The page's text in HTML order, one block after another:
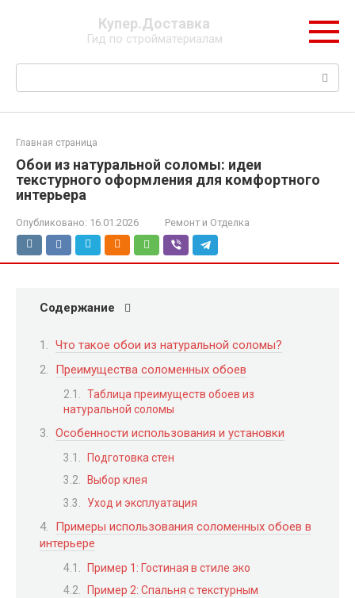
Купер.Доставка
Гид по стройматериалам
Поиск:
Главная страница
Обои из натуральной соломы: идеи
текстурного оформления для комфортного
интерьера
Опубликовано: 16.01.2026 Ремонт и Отделка
Содержание
Что такое обои из натуральной соломы?
Преимущества соломенных обоев
Таблица преимуществ обоев из
натуральной соломы
Особенности использования и установки
Подготовка стен
Выбор клея
Уход и эксплуатация
Примеры использования соломенных обоев в
интерьере
Пример 1: Гостиная в стиле эко
Пример 2: Спальня с текстурным